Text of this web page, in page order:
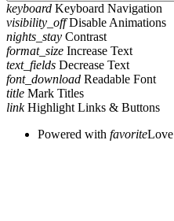
keyboard Keyboard Navigation
visibility_off Disable Animations
nights_stay Contrast
format_size Increase Text
text_fields Decrease Text
font_download Readable Font
title Mark Titles
link Highlight Links & Buttons
Powered with favoriteLove